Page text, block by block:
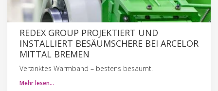
REDEX GROUP PROJEKTIERT UND
INSTALLIERT BESÄUMSCHERE BEI ARCELOR
MITTAL BREMEN
Verzinktes Warmband – bestens besäumt.
Mehr lesen…